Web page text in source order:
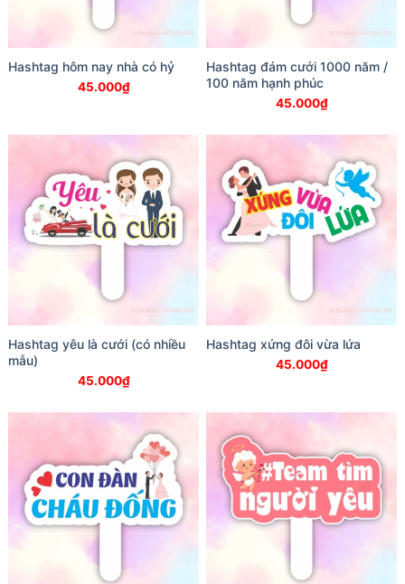
Hashtag hôm nay nhà có hỷ
45.000₫
Hashtag đám cưới 1000 năm /
100 năm hạnh phúc
45.000₫
Hashtag yêu là cưới (có nhiều
mẫu)
45.000₫
Hashtag xứng đôi vừa lứa
45.000₫